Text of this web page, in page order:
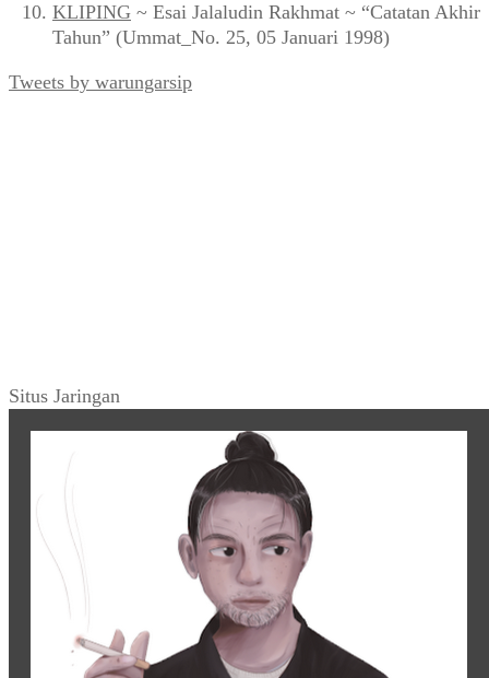
KLIPING ~ Esai Jalaludin Rakhmat ~ “Catatan Akhir
Tahun” (Ummat_No. 25, 05 Januari 1998)
Tweets by warungarsip
Situs Jaringan